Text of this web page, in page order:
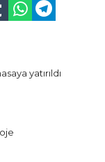
yatırıldı